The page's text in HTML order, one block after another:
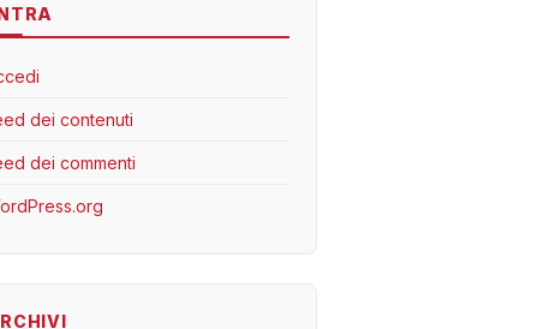
dei contenuti
dei commenti